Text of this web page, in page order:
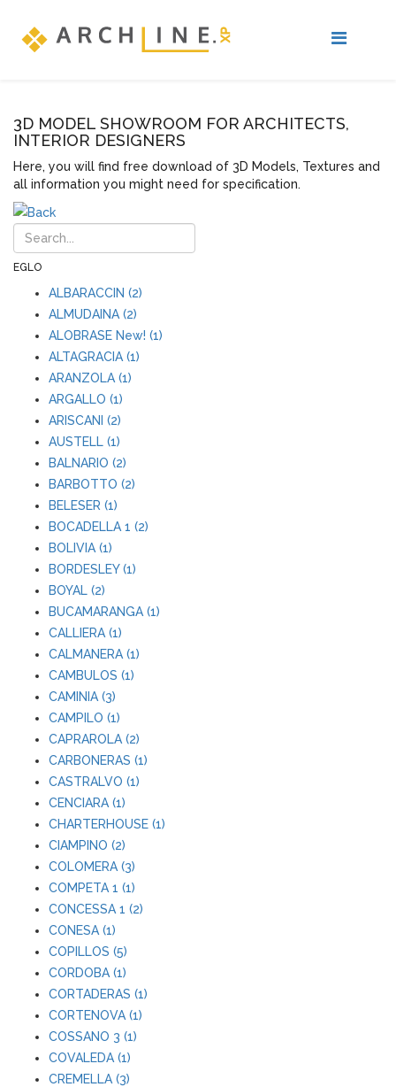
3D MODEL SHOWROOM FOR ARCHITECTS,
INTERIOR DESIGNERS
Here, you will find free download of 3D Models, Textures and
all information you might need for specification.
EGLO
ALBARACCIN (2)
ALMUDAINA (2)
ALOBRASE New! (1)
ALTAGRACIA (1)
ARANZOLA (1)
ARGALLO (1)
ARISCANI (2)
AUSTELL (1)
BALNARIO (2)
BARBOTTO (2)
BELESER (1)
BOCADELLA 1 (2)
BOLIVIA (1)
BORDESLEY (1)
BOYAL (2)
BUCAMARANGA (1)
CALLIERA (1)
CALMANERA (1)
CAMBULOS (1)
CAMINIA (3)
CAMPILO (1)
CAPRAROLA (2)
CARBONERAS (1)
CASTRALVO (1)
CENCIARA (1)
CHARTERHOUSE (1)
CIAMPINO (2)
COLOMERA (3)
COMPETA 1 (1)
CONCESSA 1 (2)
CONESA (1)
COPILLOS (5)
CORDOBA (1)
CORTADERAS (1)
CORTENOVA (1)
COSSANO 3 (1)
COVALEDA (1)
CREMELLA (3)